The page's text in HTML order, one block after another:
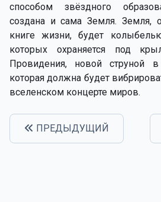
способом звёздного
создана и сама Земля. Земля,
книге жизни, будет
которых охраняется под
Провидения, новой струной
которая должна будет
вселенском концерте миров.
ПРЕДЫДУЩИЙ